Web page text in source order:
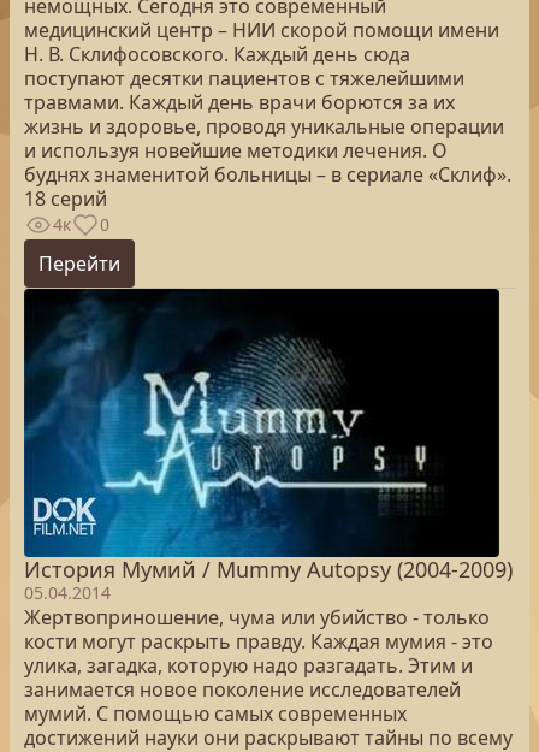
немощных. Сегодня это современный
медицинский центр – НИИ скорой помощи имени
Н. В. Склифосовского. Каждый день сюда
поступают десятки пациентов с тяжелейшими
травмами. Каждый день врачи борются за их
жизнь и здоровье, проводя уникальные операции
и используя новейшие методики лечения. О
буднях знаменитой больницы – в сериале «Склиф».
18 серий
4к 0
Перейти
История Мумий / Mummy Autopsy (2004-2009)
05.04.2014
Жертвоприношение, чума или убийство - только
кости могут раскрыть правду. Каждая мумия - это
улика, загадка, которую надо разгадать. Этим и
занимается новое поколение исследователей
мумий. С помощью самых современных
достижений науки они раскрывают тайны по всему